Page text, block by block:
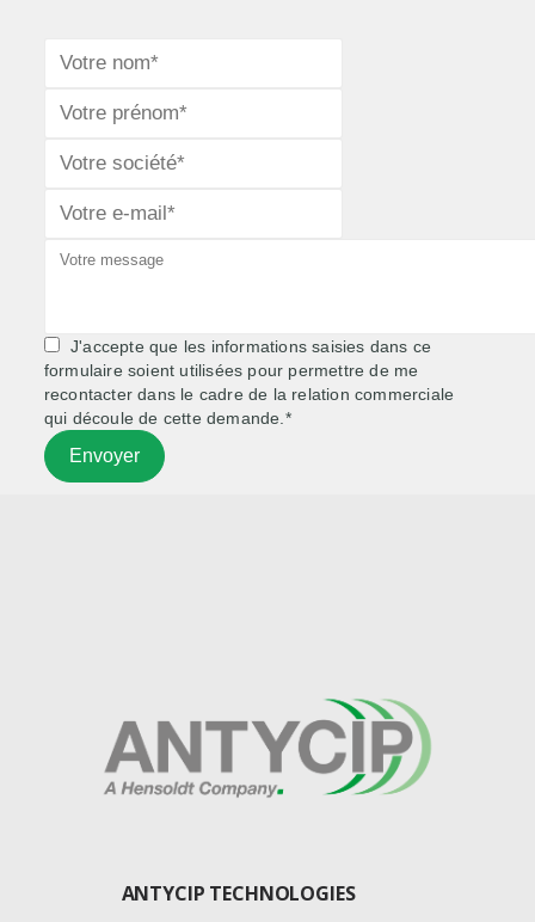
J'accepte que les informations saisies dans ce
formulaire soient utilisées pour permettre de me
recontacter dans le cadre de la relation commerciale
qui découle de cette demande.*
ANTYCIP TECHNOLOGIES